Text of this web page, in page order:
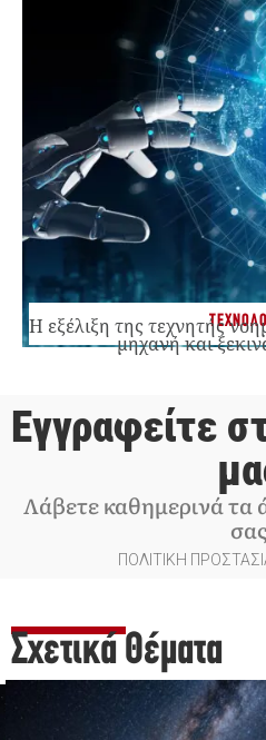
Η εξέλιξη της τεχνητής
μηχανή και
Εγγραφείτε
Λάβετε καθημερινά
σας
ΠΟΛΙΤΙΚΗ
Σχετικά Θέματα